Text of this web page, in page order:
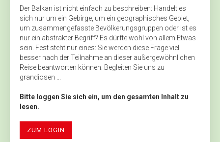
Der Balkan ist nicht einfach zu beschreiben: Handelt es
sich nur um ein Gebirge, um ein geographisches Gebiet,
um zusammengefasste Bevölkerungsgruppen oder ist es
nur ein abstrakter Begriff? Es dürfte wohl von allem Etwas
sein. Fest steht nur eines: Sie werden diese Frage viel
besser nach der Teilnahme an dieser außergewöhnlichen
Reise beantworten können. Begleiten Sie uns zu
grandiosen ...
Bitte loggen Sie sich ein, um den gesamten Inhalt zu
lesen.
ZUM LOGIN